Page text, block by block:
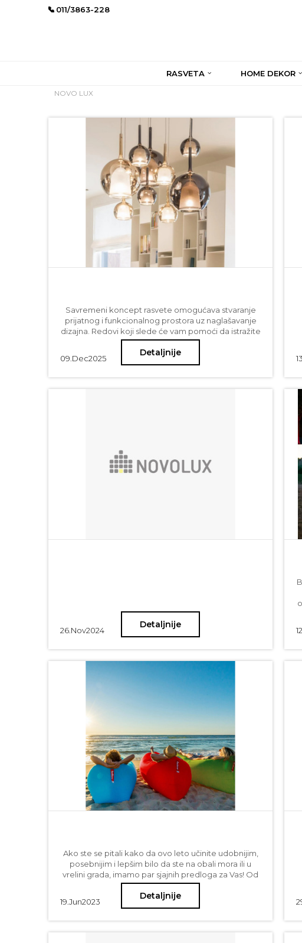
011/3863-228
RASVETA HOME DEKOR
NOVO LUX
09.Dec2025
Savremeni koncept rasvete omogućava stvaranje
prijatnog i funkcionalnog prostora uz naglašavanje
dizajna. Redovi koji slede će vam pomoći da istražite
različite opcije modernog osvetljenja, fokusirajući se
na viseće rasvetne elemente - lustere, visilice,
linearne lustere sa drvenim ili metalnim osnovama...
Detaljnije
26. Nov2024
Detaljnije
12.
19. Jun2023
Ako ste se pitali kako da ovo leto učinite udobnijim,
posebnijim i lepšim bilo da ste na obali mora ili u
vrelini grada, imamo par sjajnih predloga za Vas! Od
lejzibeg avantura, ležaljki i nesvakidašnjih
suncobrana, preko fenjera i svećnjaka za terase i
dvorišta do visećih, stonih i podnih lampica za
Detaljnije